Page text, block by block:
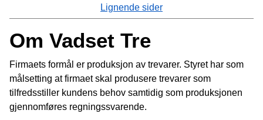
Lignende sider
Om Vadset Tre
Firmaets formål er produksjon av trevarer. Styret har som
målsetting at firmaet skal produsere trevarer som
tilfredsstiller kundens behov samtidig som produksjonen
gjennomføres regningssvarende.